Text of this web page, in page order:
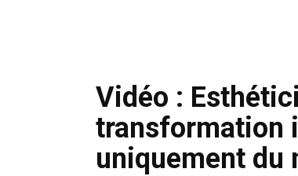
Vidéo :
transformation
uniquement du